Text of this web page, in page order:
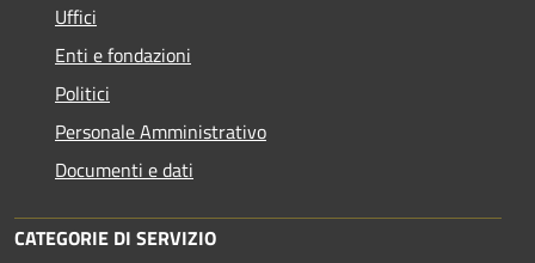
Uffici
Enti e fondazioni
Politici
Personale Amministrativo
Documenti e dati
CATEGORIE DI SERVIZIO